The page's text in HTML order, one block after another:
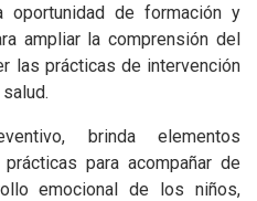
oportunidad de formación y
ampliar la comprensión del
las prácticas de intervención
brinda elementos
para acompañar de
emocional de los niños,